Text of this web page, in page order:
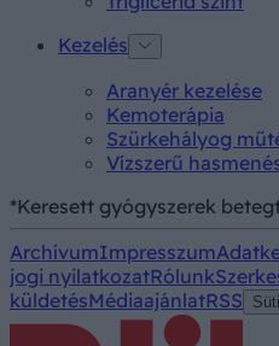
Kezelés
Aranyér kezelése
Kemoterápia
Szürkehályog
Vízszerű
*Keresett gyógyszerek
ArchívumImpresszum
jogi nyilatkozatRólunk
küldetésMédiaajánlatRSS